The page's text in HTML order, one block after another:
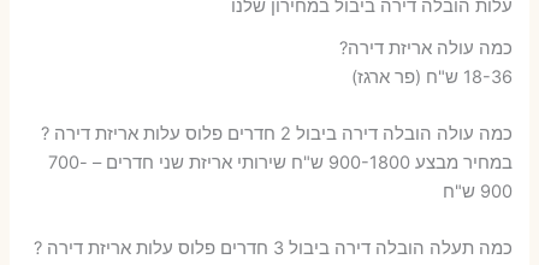
עלות הובלה דירה ביבול במחירון שלנו
כמה עולה אריזת דירה​?
18-36 ש"ח (פר ארגז)
כמה עולה הובלה דירה ביבול 2 חדרים פלוס עלות אריזת דירה ?
במחיר מבצע 900-1800 ש"ח שירותי אריזת שני חדרים – 700-
900 ש"ח
כמה תעלה הובלה דירה ביבול 3 חדרים פלוס עלות אריזת דירה ?